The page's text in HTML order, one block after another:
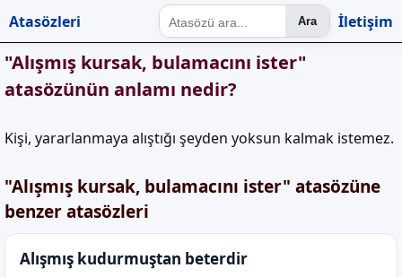
Atasözleri Ara İletişim
"Alışmış kursak, bulamacını ister"
atasözünün anlamı nedir?
Kişi, yararlanmaya alıştığı şeyden yoksun kalmak istemez.
"Alışmış kursak, bulamacını ister" atasözüne
benzer atasözleri
Alışmış kudurmuştan beterdir